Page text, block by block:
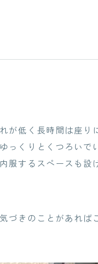
が低く長時間は座り
っくりとくつろいで
服するスペースも設
づきのことがあれば